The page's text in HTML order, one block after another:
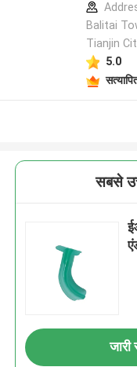
Balitai
Tianjin
5.0
सबसे
जारी